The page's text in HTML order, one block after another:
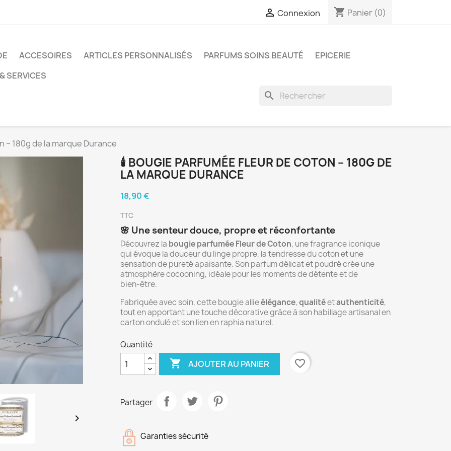
 Connexion shopping_cart Panier (0)
ACCESOIRES ARTICLES PERSONNALISÉS PARFUMS SOINS BEAUTÉ
EPICERIE
SERVICES
search
– 180g de la marque Durance

🕯️ BOUGIE PARFUMÉE FLEUR DE COTON – 180G DE
LA MARQUE DURANCE
18,90 €
TTC
🌸 Une senteur douce, propre et réconfortante
Découvrez la bougie parfumée Fleur de Coton, une fragrance iconique
qui évoque la douceur du linge propre, la tendresse du coton et une
sensation de pureté apaisante. Son parfum délicat et poudré crée une
atmosphère cocooning, idéale pour les moments de détente et de
bien‑être.
Fabriquée avec soin, cette bougie allieélégance,qualitéetauthenticité,
tout en apportant une touche décorative grâce à son habillage artisanal en
carton ondulé et son lien en raphia naturel.
Quantité
 AJOUTER AU PANIER favorite_border
Partager
Garanties sécurité